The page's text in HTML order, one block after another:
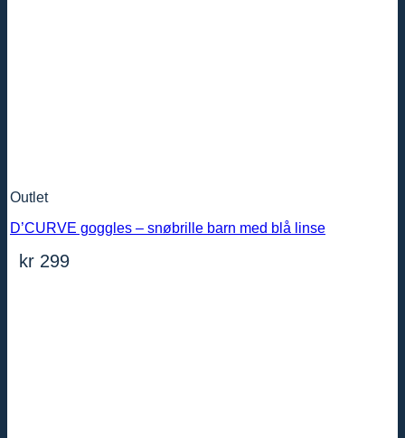
Outlet
D’CURVE goggles – snøbrille barn med blå linse
kr 299